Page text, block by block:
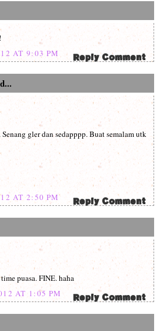
AT 9:03 PM
gler dan sedapppp. Buat semalam utk
AT 2:50 PM
puasa. FINE. haha
AT 1:05 PM